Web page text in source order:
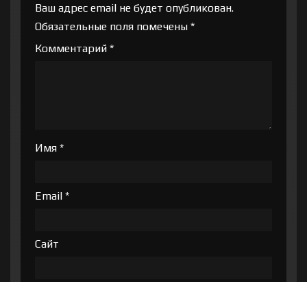
Ваш адрес email не будет опубликован.
Обязательные поля помечены *
Комментарий *
Имя *
Email *
Сайт